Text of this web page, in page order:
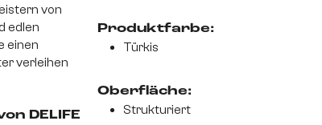
von
edlen
einen
verleihen
DELIFE
Produktfarbe:
Türkis
Oberfläche:
Strukturiert